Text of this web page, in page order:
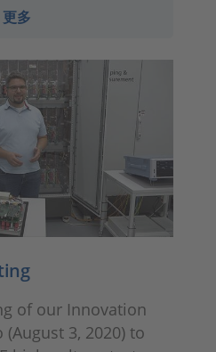
更多
of our Innovation
3, 2020) to